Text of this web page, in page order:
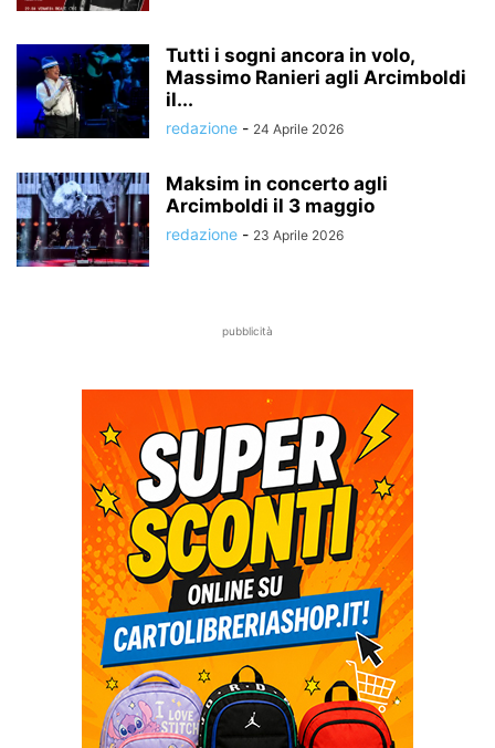
Tutti i sogni ancora in volo,
Massimo Ranieri agli Arcimboldi
il...
redazione - 24 Aprile 2026
Maksim in concerto agli
Arcimboldi il 3 maggio
redazione - 23 Aprile 2026
pubblicità